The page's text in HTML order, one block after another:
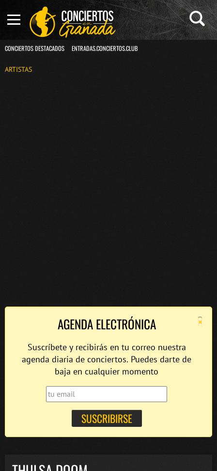
CONCIERTOS DESTACADOS ENTRADAS.CONCIERTOS.CLUB
ARTISTAS
×
AGENDA ELECTRÓNICA
Suscríbete y recibirás en tu correo nuestra
agenda diaria de conciertos. Puedes darte de
baja en cualquier momento